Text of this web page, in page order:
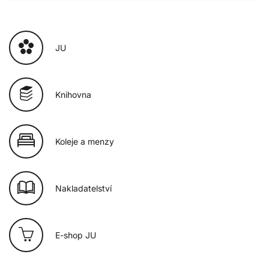
JU
Knihovna
Koleje a menzy
Nakladatelství
E-shop JU